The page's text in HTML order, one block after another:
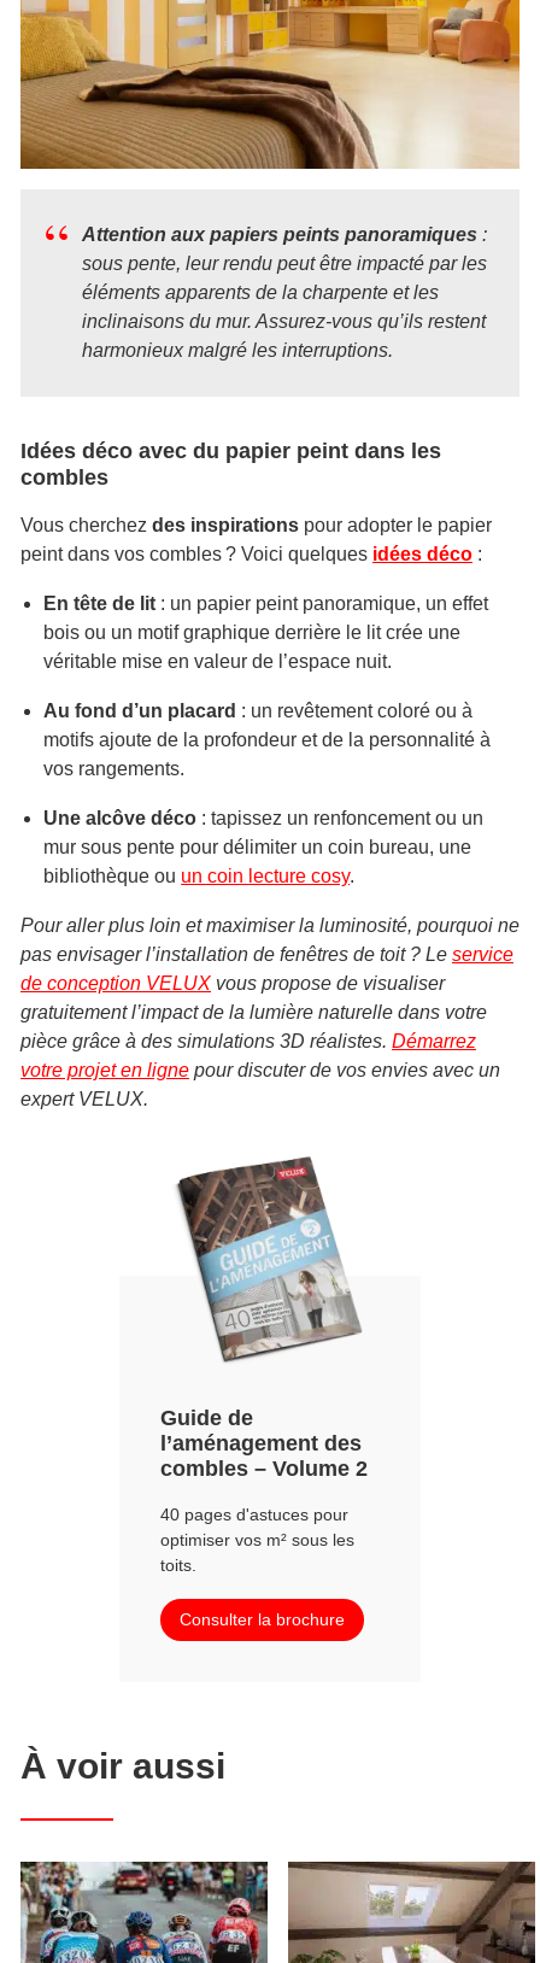
Attention aux papiers peints panoramiques :
sous pente, leur rendu peut être impacté par les
éléments apparents de la charpente et les
inclinaisons du mur. Assurez-vous qu’ils restent
harmonieux malgré les interruptions.
Idées déco avec du papier peint dans les
combles
Vous cherchez des inspirations pour adopter le papier
peint dans vos combles ? Voici quelques idées déco :
En tête de lit : un papier peint panoramique, un effet
bois ou un motif graphique derrière le lit crée une
véritable mise en valeur de l’espace nuit.
Au fond d’un placard : un revêtement coloré ou à
motifs ajoute de la profondeur et de la personnalité à
vos rangements.
Une alcôve déco : tapissez un renfoncement ou un
mur sous pente pour délimiter un coin bureau, une
bibliothèque ou un coin lecture cosy.
Pour aller plus loin et maximiser la luminosité, pourquoi ne
pas envisager l’installation de fenêtres de toit ? Le service
de conception VELUX vous propose de visualiser
gratuitement l’impact de la lumière naturelle dans votre
pièce grâce à des simulations 3D réalistes. Démarrez
votre projet en ligne pour discuter de vos envies avec un
expert VELUX.
Guide de
l’aménagement des
combles – Volume 2
40 pages d'astuces pour
optimiser vos m² sous les
toits.
Consulter la brochure
À voir aussi